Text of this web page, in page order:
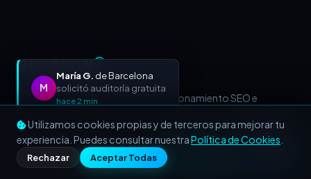
BEOFFONⓇ
Agencia de Marketing Digital, Posicionamiento SEO e
años acelerando negocios a nivel nacional e internacional.
Utilizamos cookies propias y de terceros para mejorar tu
experiencia. Puedes consultar nuestraPolítica de Cookies
Rechazar Aceptar Todas
M
María G. de Barcelona
solicitó auditoría gratuita
hace 2 min
Llamar